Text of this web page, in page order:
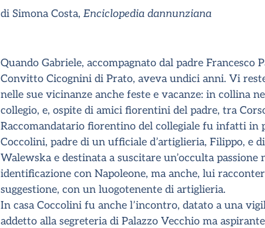
di Simona Costa, Enciclopedia dannunziana
Quando Gabriele, accompagnato dal padre
Convitto Cicognini di Prato, aveva undici anni. Vi
nelle sue vicinanze anche feste e vacanze: in collina
collegio, e, ospite di amici fiorentini del padre, tra
Raccomandatario fiorentino del collegiale fu infatti in
Coccolini, padre di un ufficiale d’artiglieria, Filippo, e
Walewska e destinata a suscitare un’occulta
identificazione con Napoleone, ma anche, lui
suggestione, con un luogotenente di artiglieria.
In casa Coccolini fu anche l’incontro, datato a una
addetto alla segreteria di Palazzo Vecchio ma